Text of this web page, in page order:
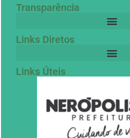
Transparência
Links Diretos
Links Úteis